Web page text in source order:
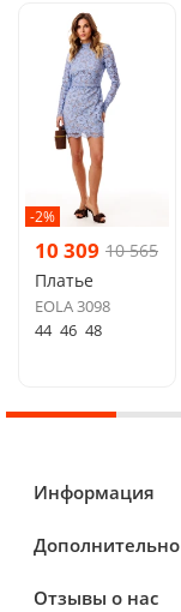
-2%
10 309 10 565
Платье
EOLA 3098
44 46 48
Информация
Дополнительно
Отзывы о нас